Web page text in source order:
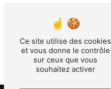
Ce site utilise des cookies
et vous donne le contrôle
sur ceux que vous
souhaitez activer